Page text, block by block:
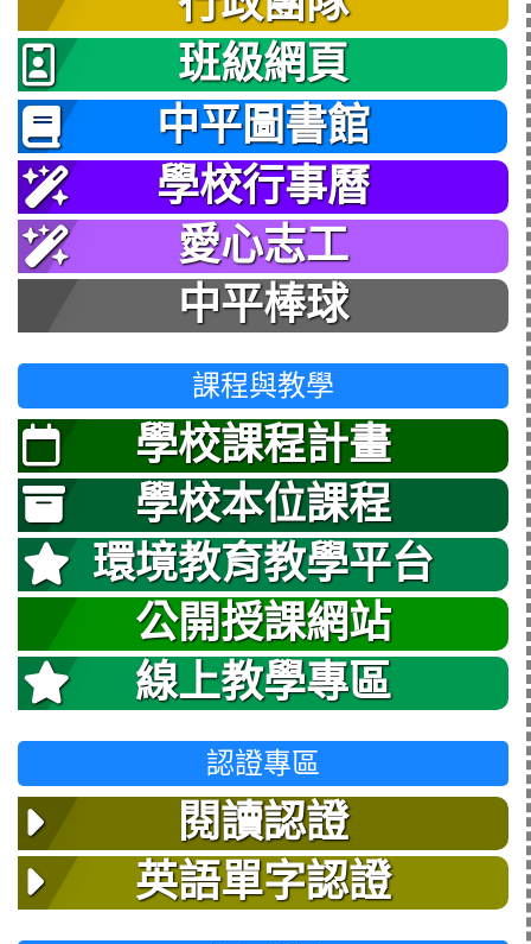
班級網頁
中平圖書館
學校行事曆
愛心志工
中平棒球
課程與教學
學校課程計畫
學校本位課程
環境教育教學平台
公開授課網站
線上教學專區
認證專區
閱讀認證
英語單字認證